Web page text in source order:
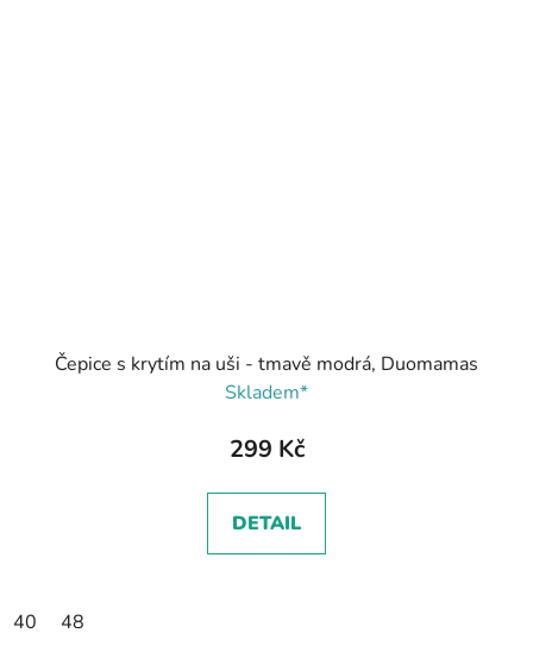
Čepice s krytím na uši - tmavě modrá, Duomamas
Skladem*
299 Kč
DETAIL
40 48